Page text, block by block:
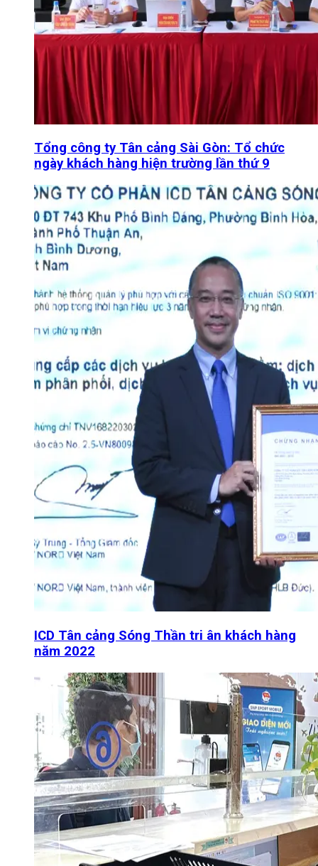
Tổng công ty Tân cảng Sài Gòn: Tổ chức
ngày khách hàng hiện trường lần thứ 9
ICD Tân cảng Sóng Thần tri ân khách hàng
năm 2022